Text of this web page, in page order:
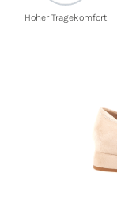
Hoher Tragekomfort